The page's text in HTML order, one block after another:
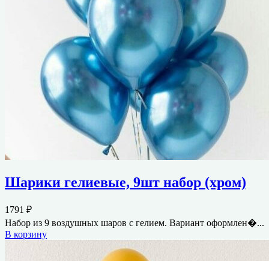
Шарики гелиевые, 9шт набор (хром)
1791 ₽
Набор из 9 воздушных шаров с гелием. Вариант оформлен�...
В корзину